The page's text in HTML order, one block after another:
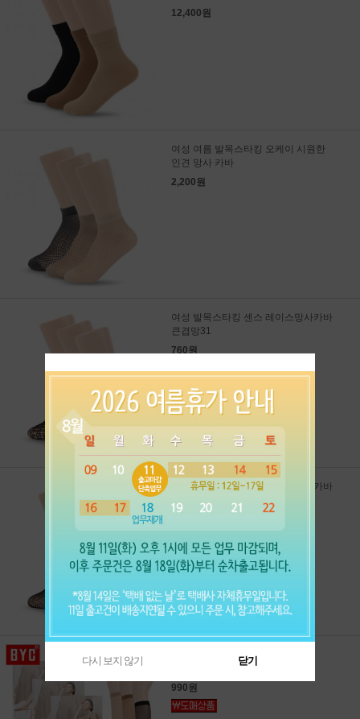
12,400원
여성 여름 발목스타킹 오케이 시원한
인견 망사 카바
2,200원
여성 발목스타킹 센스 레이스망사카바
큰겹망31
760원
760원: 낱개 구매(1개당)
580원: 10개 묶음 구매(1개당)
여성 발목스타킹 센스 레이스망사카바
760원: 낱개 구매(1개당)
580원: 10개 묶음 구매(1개당)
BYC 15D 클래식 판타롱스타킹
990원
다시 보지 않기 닫기